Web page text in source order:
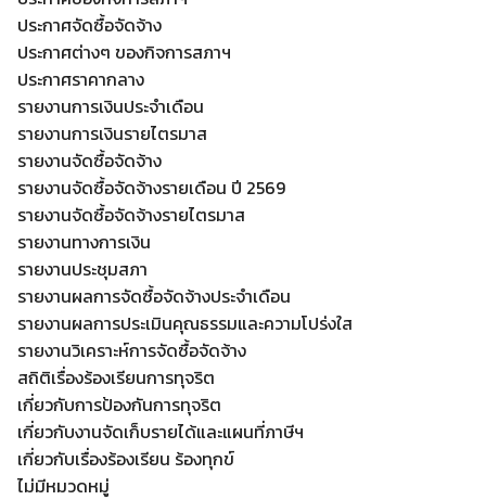
ประกาศจัดซื้อจัดจ้าง
ประกาศต่างๆ ของกิจการสภาฯ
ประกาศราคากลาง
รายงานการเงินประจำเดือน
รายงานการเงินรายไตรมาส
รายงานจัดซื้อจัดจ้าง
รายงานจัดซื้อจัดจ้างรายเดือน ปี 2569
รายงานจัดซื้อจัดจ้างรายไตรมาส
รายงานทางการเงิน
รายงานประชุมสภา
รายงานผลการจัดซื้อจัดจ้างประจำเดือน
รายงานผลการประเมินคุณธรรมและความโปร่งใส
รายงานวิเคราะห์การจัดซื้อจัดจ้าง
สถิติเรื่องร้องเรียนการทุจริต
เกี่ยวกับการป้องกันการทุจริต
เกี่ยวกับงานจัดเก็บรายได้และแผนที่ภาษีฯ
เกี่ยวกับเรื่องร้องเรียน ร้องทุกข์
ไม่มีหมวดหมู่